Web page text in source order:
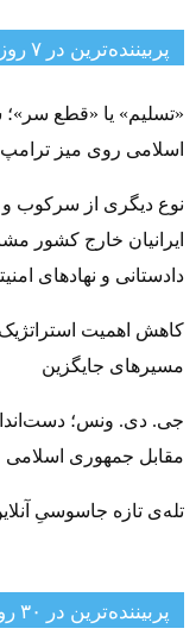
پربیننده‌ترین‌ در ۷ روز گذشته
«تسلیم» یا «قطع
اسلامی روی میز ترامپ
نوع دیگری از سرکوب و
ایرانیان خارج کشور
دادستانی و نهادهای
کاهش اهمیت
مسیرهای جایگزین
جی‌. دی. ونس؛
مقابل جمهوری اسلامی
تله‌ی تازه جاسوسیِ
پربیننده‌ترین‌ در ۳۰ روز گذشته